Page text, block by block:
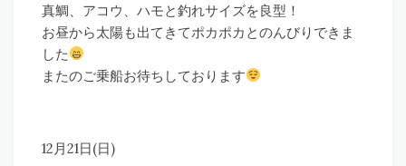
真鯛、アコウ、ハモと釣れサイズを良型！
お昼から太陽も出てきてポカポカとのんびりできま
した
またのご乗船お待ちしております
12月21日(日)